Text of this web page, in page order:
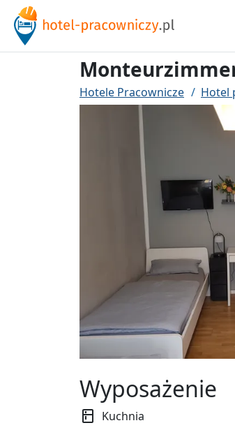
Hotele Pracownicze Hotel
Wyposażenie
Kuchnia